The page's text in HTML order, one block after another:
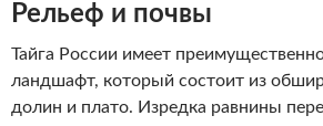
Рельеф и почвы
Тайга России имеет
ландшафт, который состоит из
долин и плато. Изредка равнины